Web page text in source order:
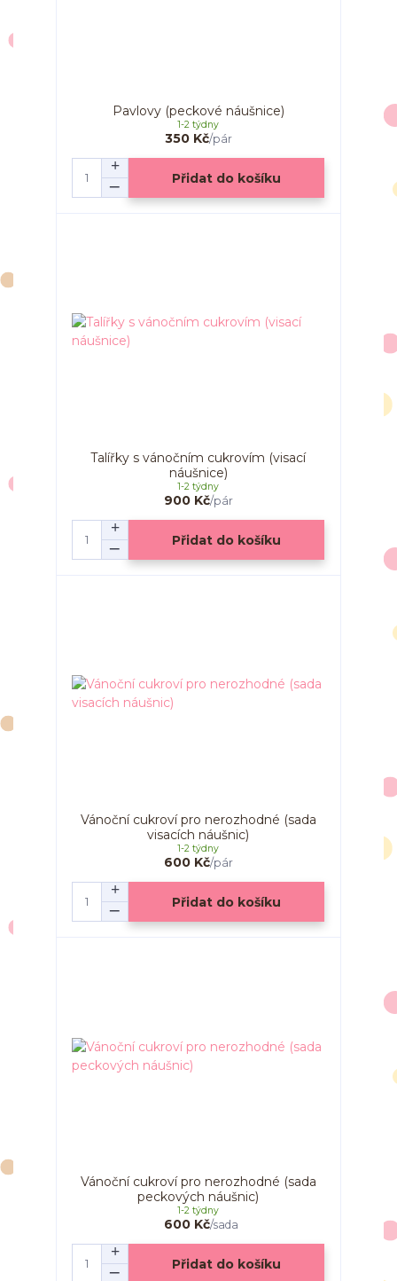
Pavlovy (peckové náušnice)
350 Kč/pár
1-2 týdny
Přidat do košíku
Talířky s vánočním cukrovím (visací
náušnice)
900 Kč/pár
1-2 týdny
Přidat do košíku
Vánoční cukroví pro nerozhodné (sada
visacích náušnic)
600 Kč/pár
1-2 týdny
Přidat do košíku
Vánoční cukroví pro nerozhodné (sada
peckových náušnic)
600 Kč/sada
1-2 týdny
Přidat do košíku